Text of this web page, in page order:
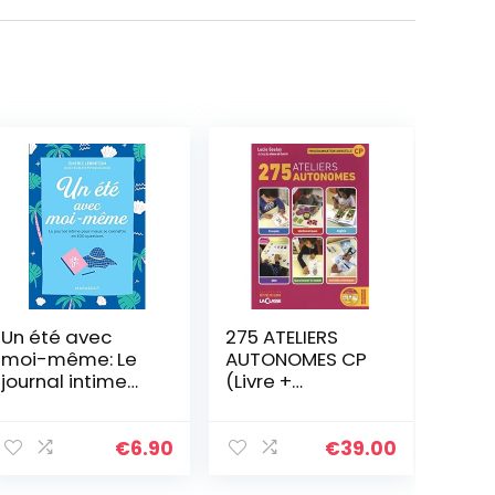
Un été avec
moi-même: Le
journal intime
300 questions
€6.90
275 ATELIERS
AUTONOMES CP
(Livre +
€39.00